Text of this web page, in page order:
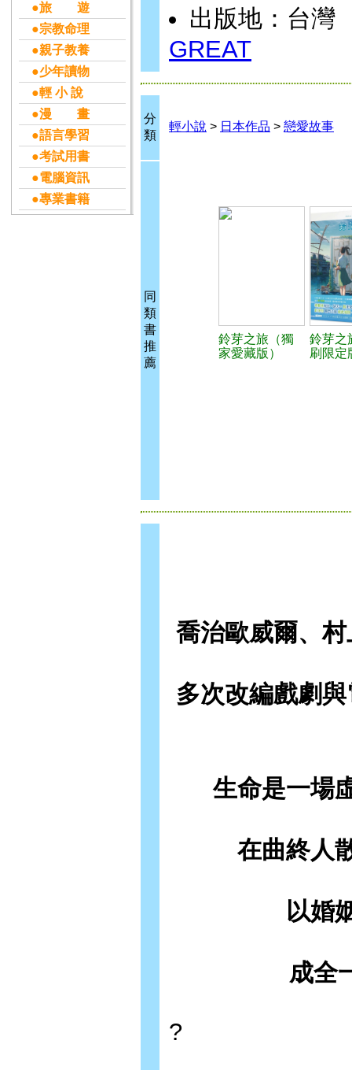
●旅 遊
●宗教命理
●親子教養
●少年讀物
●輕 小 說
●漫 畫
●語言學習
●考試用書
●電腦資訊
●專業書籍
出版地：台灣
GREAT
分
類
輕小說 > 日本作品 > 戀愛故事
同
類
書
推
薦
鈴芽之旅（獨
家愛藏版）
鈴芽之
刷限定
喬治歐威爾、
多次改編戲劇
生命是一場
在曲終人
以婚
成全
?